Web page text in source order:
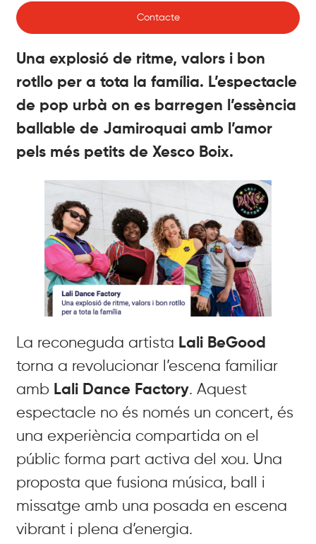
Contacte
Una explosió de ritme, valors i bon
rotllo per a tota la família. L’espectacle
de pop urbà on es barregen l’essència
ballable de Jamiroquai amb l’amor
pels més petits de Xesco Boix.
La reconeguda artista Lali BeGood
torna a revolucionar l’escena familiar
amb Lali Dance Factory. Aquest
espectacle no és només un concert, és
una experiència compartida on el
públic forma part activa del xou. Una
proposta que fusiona música, ball i
missatge amb una posada en escena
vibrant i plena d’energia.